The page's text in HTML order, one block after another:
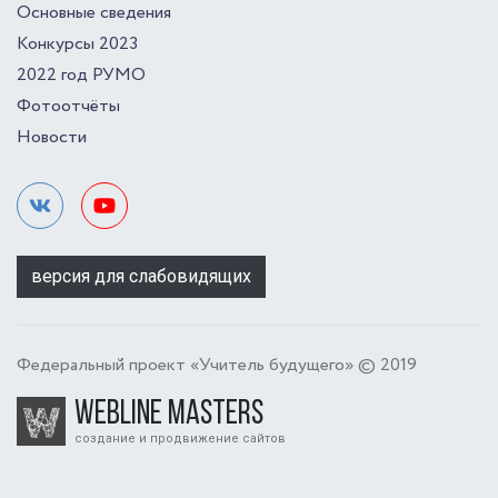
Основные сведения
Конкурсы 2023
2022 год РУМО
Фотоотчёты
Новости
версия для слабовидящих
Федеральный проект «Учитель будущего» © 2019
Webline Masters
создание и продвижение сайтов